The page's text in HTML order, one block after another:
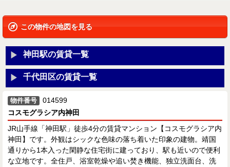
この物件の地図を見る
神田駅の賃貸一覧
千代田区の賃貸一覧
物件番号
014599
コスモグラシア内神田
JR山手線「神田駅」徒歩4分の賃貸マンション【コスモグラシア内
神田】です。外観はシックな色味の落ち着いた印象の建物。靖国
通りから1本入った閑静な住宅街に建っており、駅も近いので便利
な立地です。全住戸、浴室乾燥や追い焚き機能、独立洗面台、洗